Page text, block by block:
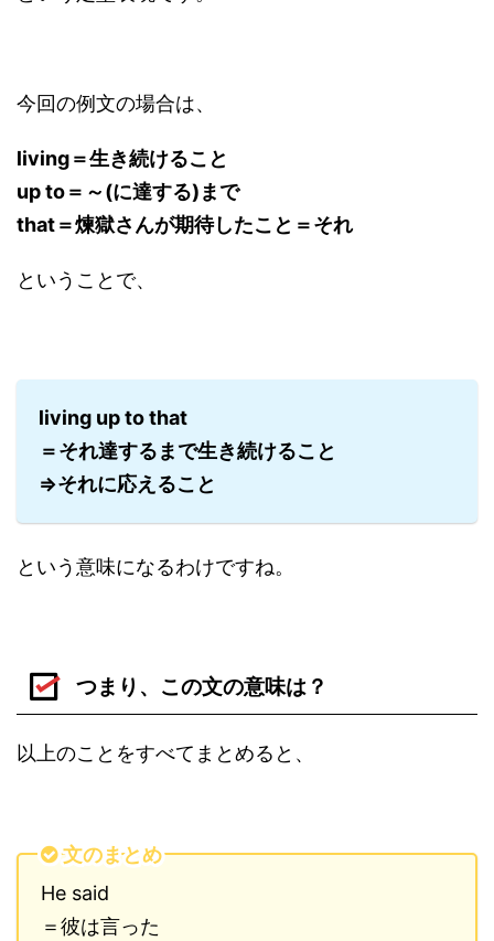
今回の例文の場合は、
living＝生き続けること
up to＝～(に達する)まで
that＝煉獄さんが期待したこと＝それ
ということで、
living up to that
＝それ達するまで生き続けること
⇒それに応えること
という意味になるわけですね。
つまり、この文の意味は？
以上のことをすべてまとめると、
文のまとめ
He said
＝彼は言った